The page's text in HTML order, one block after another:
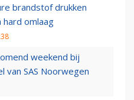
brandstof drukken
hard omlaag
weekend bij
van SAS Noorwegen